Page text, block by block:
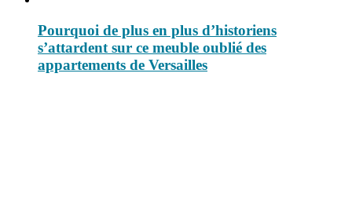
Pourquoi de plus en plus d’historiens
s’attardent sur ce meuble oublié des
appartements de Versailles